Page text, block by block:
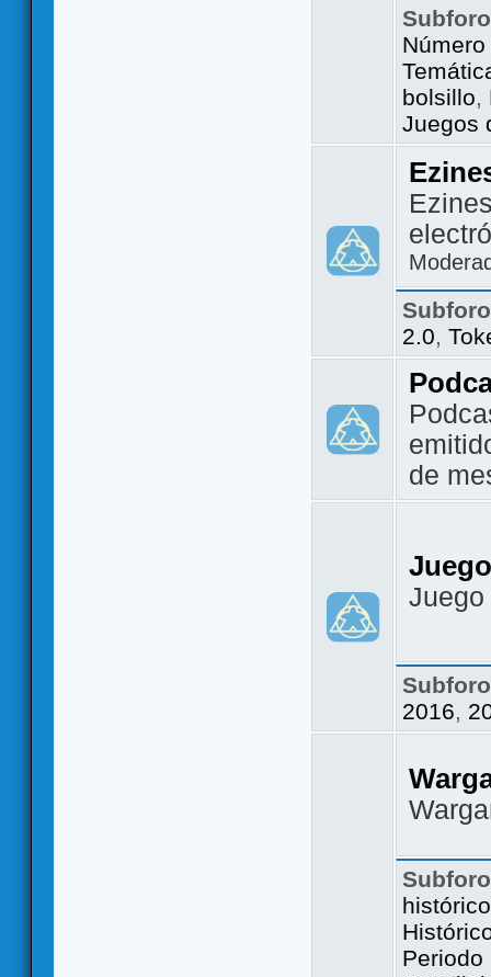
bolsillo,
Juegos
2.0,
de
2016,
Periodo